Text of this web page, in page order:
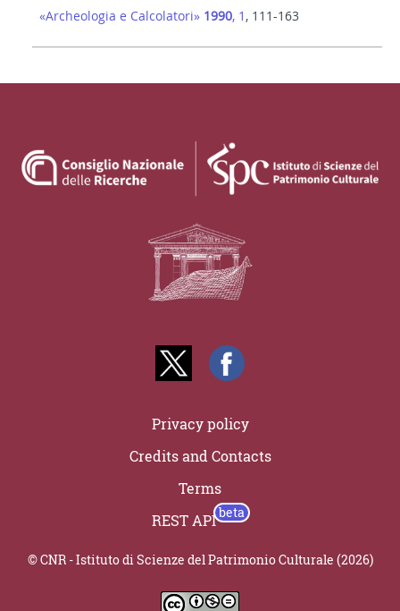
«Archeologia e Calcolatori» 1990, 1 , 111-163
Privacy policy
Credits and Contacts
Terms
REST API
© CNR - Istituto di Scienze del Patrimonio Culturale (2026)